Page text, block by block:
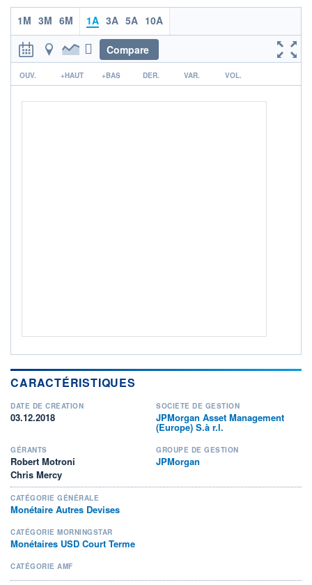
PEA PEA-PME BOURSOVIE LUX
BOURSOVIE
CTO BUSINESS
Non éligible Boursobank
ACTIF NET (EUR)
0K / -
1M 3M 6M 1A 3A 5A 10A
Compare
r
OUV. +HAUT +BAS DER. VAR. VOL.
CARACTÉRISTIQUES
DATE DE CRÉATION
03.12.2018
SOCIÉTÉ DE GESTION
JPMorgan Asset Management
(Europe) S.à r.l.
GÉRANTS
Robert Motroni
Chris Mercy
GROUPE DE GESTION
JPMorgan
CATÉGORIE GÉNÉRALE
Monétaire Autres Devises
CATÉGORIE MORNINGSTAR
Monétaires USD Court Terme
CATÉGORIE AMF